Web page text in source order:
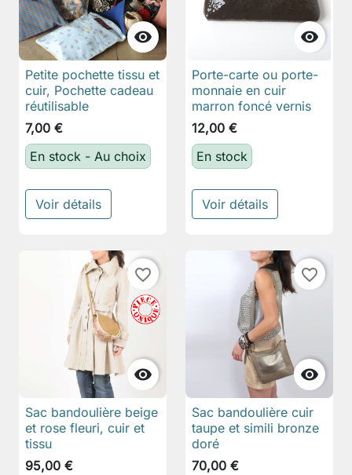

Petite pochette tissu et
cuir, Pochette cadeau
réutilisable
7,00 €
En stock - Au choix
Voir détails

Porte-carte ou porte-
monnaie en cuir
marron foncé vernis
12,00 €
En stock
Voir détails

favorite_border
Sac bandoulière beige
et rose fleuri, cuir et
tissu
95,00 €

favorite_border
Sac bandoulière cuir
taupe et simili bronze
doré
70,00 €